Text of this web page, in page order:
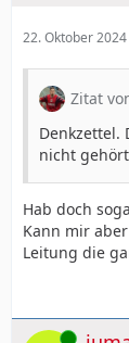
22. Oktober
Zitat
Denkzettel.
nicht gehört
Hab doch
Kann mir
Leitung die
Online